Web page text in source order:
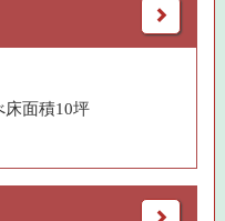
床面積10坪